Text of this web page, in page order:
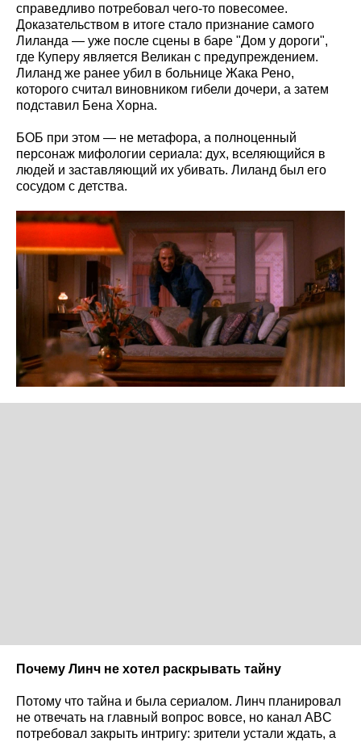
справедливо потребовал чего-то повесомее.
Доказательством в итоге стало признание самого
Лиланда — уже после сцены в баре "Дом у дороги",
где Куперу является Великан с предупреждением.
Лиланд же ранее убил в больнице Жака Рено,
которого считал виновником гибели дочери, а затем
подставил Бена Хорна.
БОБ при этом — не метафора, а полноценный
персонаж мифологии сериала: дух, вселяющийся в
людей и заставляющий их убивать. Лиланд был его
сосудом с детства.
Почему Линч не хотел раскрывать тайну
Потому что тайна и была сериалом. Линч планировал
не отвечать на главный вопрос вовсе, но канал ABC
потребовал закрыть интригу: зрители устали ждать, а